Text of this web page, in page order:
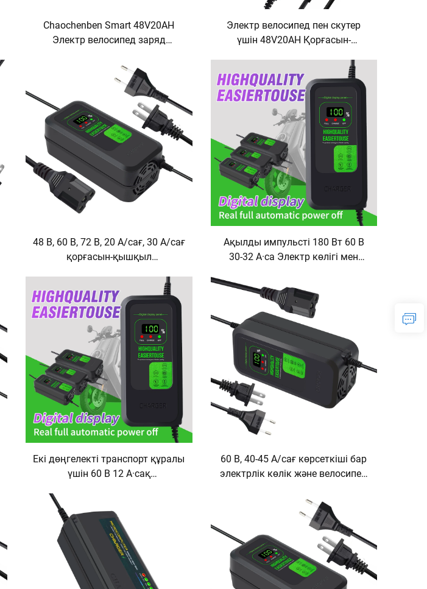
Chaochenben Smart 48V20AH
Электр велосипед заряд
Шығыс тогы ABS Материалы Тез
зарядтау, артық зарядталудан
Электр велосипед пен скутер
үшін 48V20AH Қорғасын-
құрылғысы 80 Вт тез зарядтау
және сандық дисплей
экранымен
48 В, 60 В, 72 В, 20 А/сағ, 30 А/сағ
қорғасын-қышқыл
Вт/180 Вт шығыс қуаты бар
электр велосипедтері мен екі
дөңгелекті транспорт үшін DC
порты
Ақылды импульсті 180 Вт 60 В
30-32 А·са Электр көлігі мен
қышқыл аккумулятор зарядтау
құрылғысы AC/DC порттарымен
Екі дөңгелекті транспорт құралы
үшін 60 В 12 А·сақ
қышқыл батарея зарядтауышы
Индикаторлы экраны бар
60 В, 40-45 А/сағ көрсеткіші бар
электрлік көлік және велосипед
шығыс қуаты, DC және AC
порттары, ABS материал